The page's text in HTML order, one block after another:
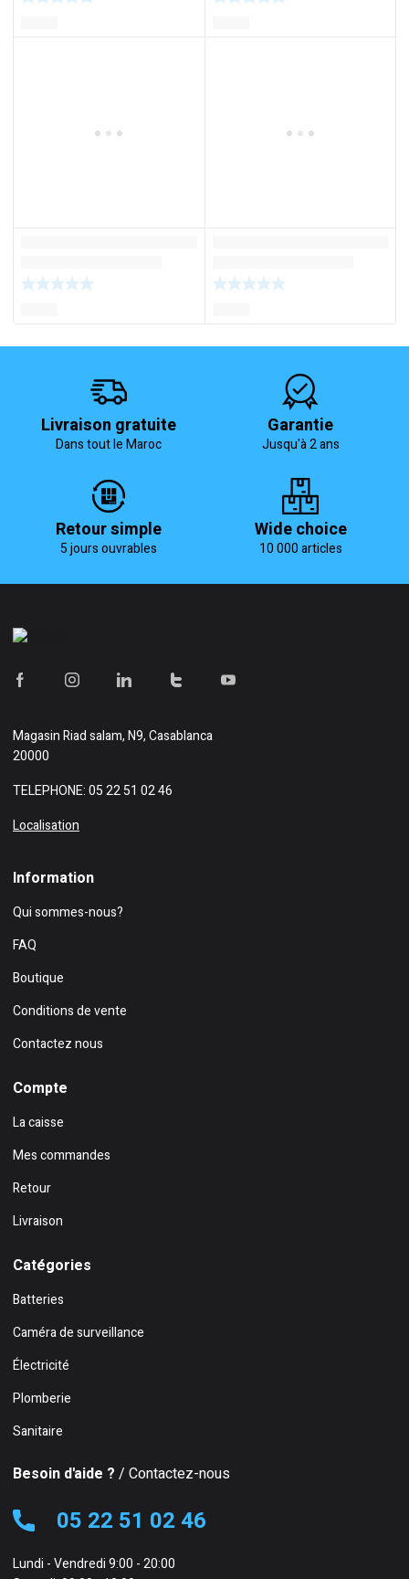
Livraison gratuite
Dans tout le Maroc
Garantie
Jusqu'à 2 ans
Retour simple
5 jours ouvrables
Wide choice
10 000 articles
MagasinRiad salam, N9, Casablanca
20000
TELEPHONE: 05 22 51 02 46
Localisation
Information
Qui sommes-nous?
FAQ
Boutique
Conditions de vente
Contactez nous
Compte
La caisse
Mes commandes
Retour
Livraison
Catégories
Batteries
Caméra de surveillance
Électricité
Plomberie
Sanitaire
Besoin d'aide ? / Contactez-nous
05 22 51 02 46
Lundi - Vendredi 9:00 - 20:00